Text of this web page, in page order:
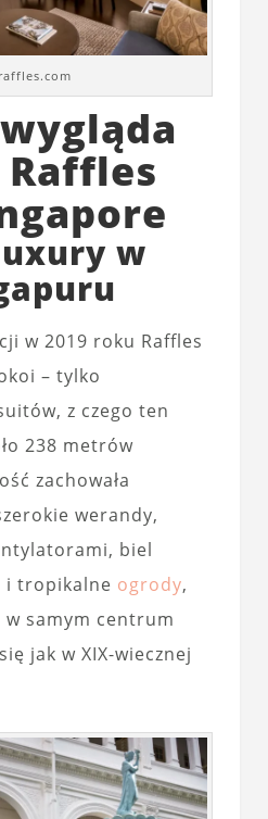
w
w 2019 roku Raffles
– tylko
z czego ten
238 metrów
zachowała
werandy,
biel
i tropikalne ogrody,
samym centrum
jak w XIX-wiecznej